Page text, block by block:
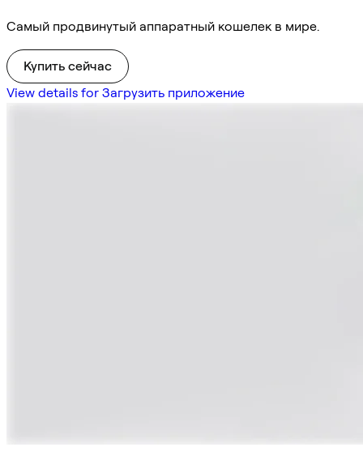
Самый продвинутый аппаратный кошелек в мире.
Купить сейчас
View details for Загрузить приложение